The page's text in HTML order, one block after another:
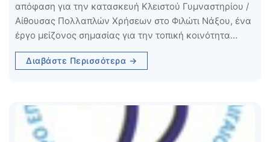
απόφαση για την κατασκευή Κλειστού Γυμναστηρίου /
Αίθουσας Πολλαπλών Χρήσεων στο Φιλώτι Νάξου, ένα
έργο μείζονος σημασίας για την τοπική κοινότητα…
Διαβάστε Περισσότερα →